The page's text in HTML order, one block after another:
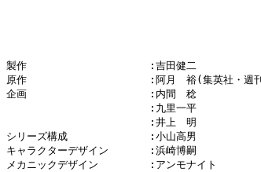
製作　　　　　　　　　　　　:吉田健二
原作　　　　　　　　　　　　:阿月　裕(集英社・週
企画　　　　　　　　　　　　:内間　稔
:九里一平
:井上　明
シリーズ構成　　　　　　　　:小山高男
キャラクターデザイン　　　　:浜崎博嗣
メカニックデザイン　　　　　:アンモナイト